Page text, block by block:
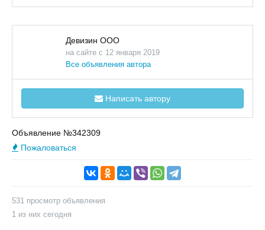
Девизин ООО
на сайте с 12 января 2019
Все объявления автора
Написать автору
Объявление №342309
Пожаловаться
531 просмотр объявления
1 из них сегодня